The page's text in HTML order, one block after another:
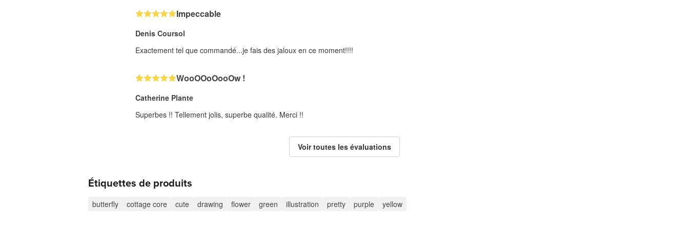
Impeccable
Denis Coursol
Exactement tel que commandé...je fais des jaloux en ce moment!!!!
WooOOoOooOw !
Catherine Plante
Superbes !! Tellement jolis, superbe qualité. Merci !!
Voir toutes les évaluations
Étiquettes de produits
butterfly cottage core cute drawing flower green illustration pretty purple yellow